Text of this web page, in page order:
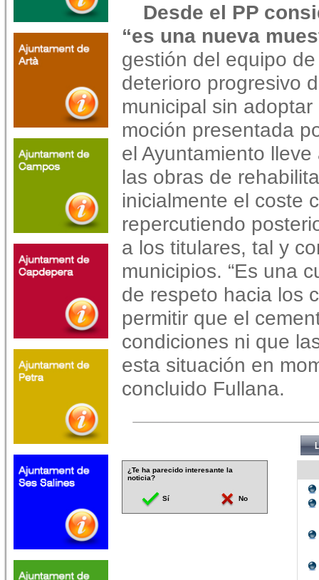
Desde el PP
“es una nueva
gestión del equipo
deterioro progresivo
municipal sin
moción presentada
el Ayuntamiento
las obras de
inicialmente el coste
repercutiendo
a los titulares, tal y
municipios. “Es una
de respeto hacia los
permitir que el
condiciones ni que
esta situación en
concluido Fullana.
¿Te ha parecido interesante la
noticia?
Sí No